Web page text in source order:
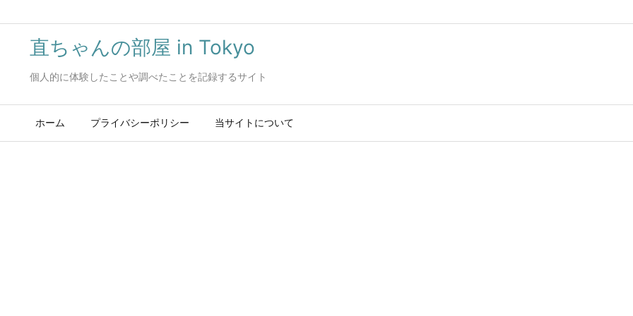
直ちゃんの部屋 in Tokyo
個人的に体験したことや調べたことを記録するサイト
ホーム プライバシーポリシー 当サイトについて